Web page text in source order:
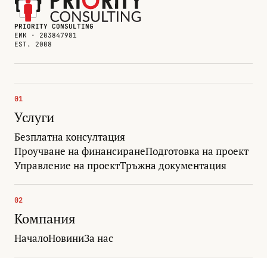
PRIORITY CONSULTING
ЕИК · 203847981
EST. 2008
01
Услуги
Безплатна консултация
Проучване на финансиранеПодготовка на проект
Управление на проектТръжна документация
02
Компания
НачалоНовиниЗа нас